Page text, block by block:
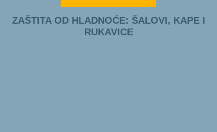
ZAŠTITA OD HLADNOĆE: ŠALOVI, KAPE I
RUKAVICE